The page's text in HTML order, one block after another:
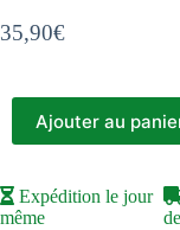
35,90€
Ajouter au
Expédition le jour
même